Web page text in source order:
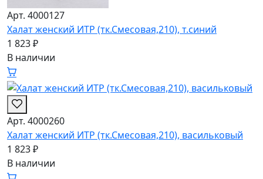
Арт. 4000127
Халат женский ИТР (тк.Смесовая,210), т.синий
1 823 ₽
В наличии
Арт. 4000260
Халат женский ИТР (тк.Смесовая,210), васильковый
1 823 ₽
В наличии